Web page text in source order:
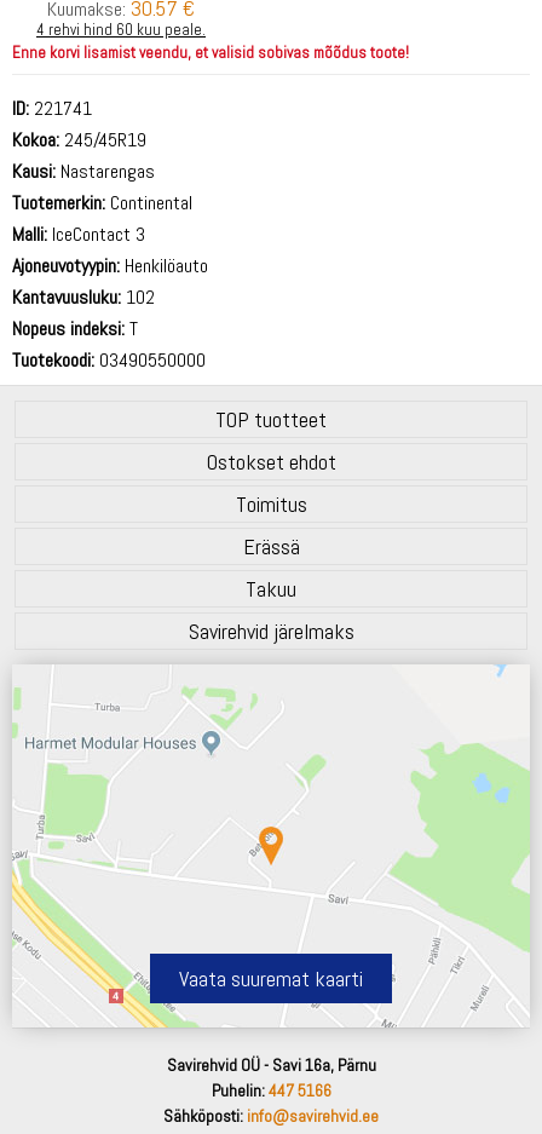
Kuumakse: 30.57 €
4 rehvi hind 60 kuu peale.
Enne korvi lisamist veendu, et valisid sobivas mõõdus toote!
ID: 221741
Kokoa: 245/45R19
Kausi: Nastarengas
Tuotemerkin: Continental
Malli: IceContact 3
Ajoneuvotyypin: Henkilöauto
Kantavuusluku: 102
Nopeus indeksi:T
Tuotekoodi: 03490550000
TOP tuotteet
Ostokset ehdot
Toimitus
Erässä
Takuu
Savirehvid järelmaks
Vaata suuremat kaarti
Savirehvid OÜ - Savi 16a, Pärnu
Puhelin:447 5166
Sähköposti: info@savirehvid.ee